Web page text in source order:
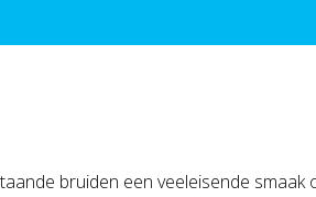
bruiden een veeleisende smaak